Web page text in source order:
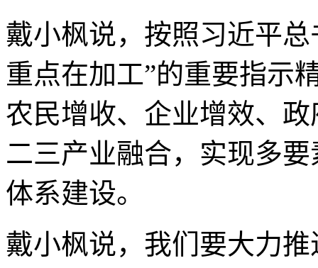
戴小枫说，按照习近平
重点在加工”的重要指示
农民增收、企业增效、
二三产业融合，实现多
体系建设。
戴小枫说，我们要大力